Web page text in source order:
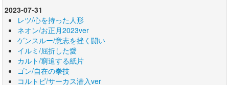
2023-07-31
レツ/心を持った人形
ネオン/お正月2023ver
ゲンスルー/意志を挫く闘い
イルミ/屈折した愛
カルト/窮追する紙片
ゴン/自在の拳技
コルトピ/サーカス潜入ver